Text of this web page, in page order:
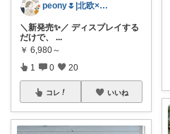
peony🌷|北欧×便利アイテム
＼新発売✨／ ディスプレイする
だけで、 ...
￥ 6,980～
1 0 20
コレ いいね